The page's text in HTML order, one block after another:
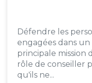
Défendre les
engagées dans
principale mission
rôle de conseiller
qu'ils ne...